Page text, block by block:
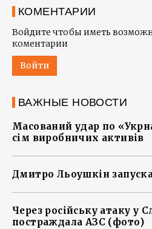
КОМЕНТАРИИ
Войдите чтобы иметь
коментарии
Войти
ВАЖНЫЕ НОВОСТИ
Масований удар по
сім виробничих активів
Дмитро Льоушкін
Через російську атаку у
постраждала АЗС (фото)